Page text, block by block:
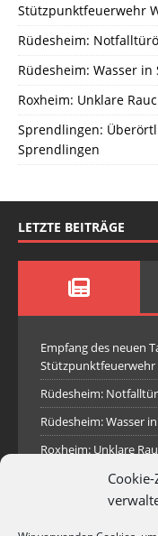
Stützpunktfeuerwehr
Rüdesheim:
Rüdesheim: Wasser in
Roxheim: Unklare
Sprendlingen:
Sprendlingen
LETZTE BEITRÄGE
Empfang des neuen
Stützpunktfeuerwehr
Rüdesheim:
Rüdesheim: Wasser
Roxheim: Unklare
Sprendlingen:
Sprendlingen